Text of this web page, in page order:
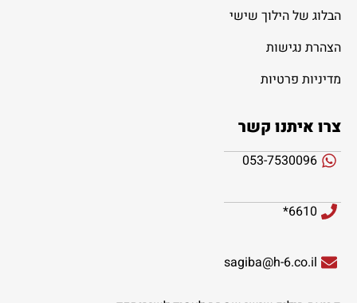
הבלוג של הילוך שישי
הצהרת נגישות
מדיניות פרטיות
צרו איתנו קשר
053-7530096
6610*
sagiba@h-6.co.il